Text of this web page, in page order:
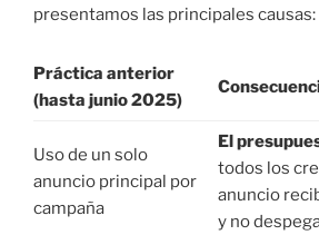
presentamos las principales causas:
Práctica anterior
(hasta junio 2025)
Uso de un solo
anuncio principal por
campaña
El
todos los
anuncio
y no